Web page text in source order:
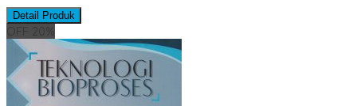
Detail Produk
OFF 20%